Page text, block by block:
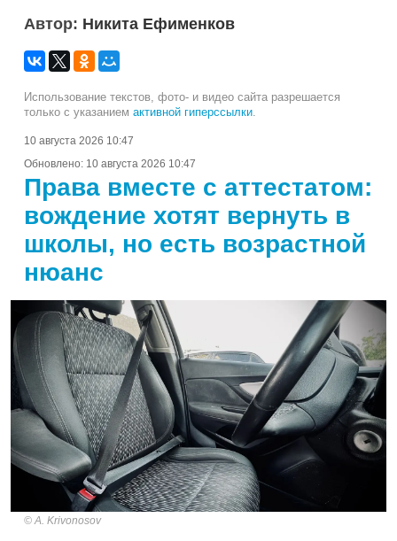
Автор: Никита Ефименков
Использование текстов, фото- и видео сайта разрешается
только с указанием активной гиперссылки.
10 августа 2026 10:47
Обновлено: 10 августа 2026 10:47
Права вместе с аттестатом:
вождение хотят вернуть в
школы, но есть возрастной
нюанс
A. Krivonosov